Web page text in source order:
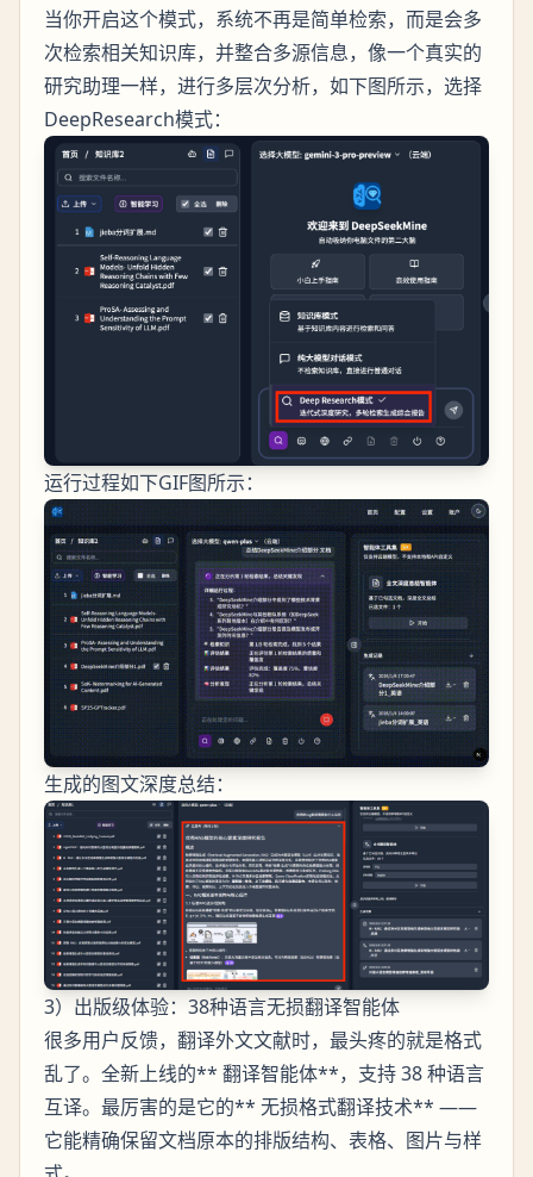
当你开启这个模式，系统不再是简单检索，而是会多
次检索相关知识库，并整合多源信息，像一个真实的
研究助理一样，进行多层次分析，如下图所示，选择
DeepResearch模式：
运行过程如下GIF图所示：
生成的图文深度总结：
3）出版级体验：38种语言无损翻译智能体
很多用户反馈，翻译外文文献时，最头疼的就是格式
乱了。全新上线的** 翻译智能体**，支持 38 种语言
互译。最厉害的是它的** 无损格式翻译技术** ——
它能精确保留文档原本的排版结构、表格、图片与样